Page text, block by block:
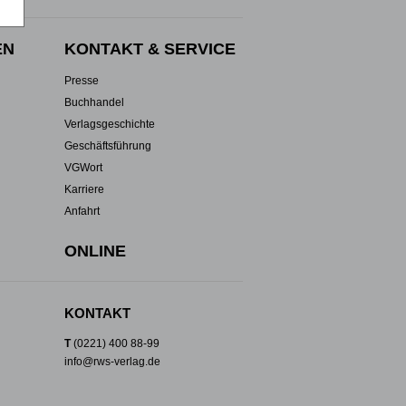
KONTAKT & SERVICE
Presse
Buchhandel
Verlagsgeschichte
Geschäftsführung
VGWort
Karriere
Anfahrt
ONLINE
KONTAKT
T(0221) 400 88-99
info@rws-verlag.de